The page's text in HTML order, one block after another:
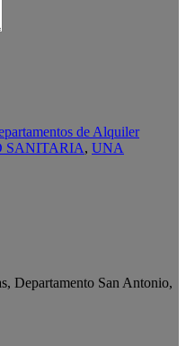
de Alquiler
SANITARIA, UNA
Departamento San Antonio,